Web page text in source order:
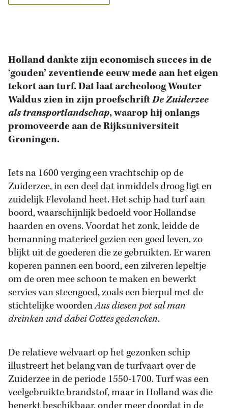
Holland dankte zijn economisch succes in de
‘gouden’ zeventiende eeuw mede aan het eigen
tekort aan turf. Dat laat archeoloog Wouter
Waldus zien in zijn proefschriftDe Zuiderzee
als transportlandschap, waarop hij onlangs
promoveerde aan de Rijksuniversiteit
Groningen.
Iets na 1600 verging een vrachtschip op de
Zuiderzee, in een deel dat inmiddels droog ligt en
zuidelijk Flevoland heet. Het schip had turf aan
boord, waarschijnlijk bedoeld voor Hollandse
haarden en ovens. Voordat het zonk, leidde de
bemanning materieel gezien een goed leven, zo
blijkt uit de goederen die ze gebruikten. Er waren
koperen pannen een boord, een zilveren lepeltje
om de oren mee schoon te maken en bewerkt
servies van steengoed, zoals een bierpul met de
stichtelijke woordenAus diesen pot sal man
dreinken und dabei Gottes gedencken.
De relatieve welvaart op het gezonken schip
illustreert het belang van de turfvaart over de
Zuiderzee in de periode 1550-1700. Turf was een
veelgebruikte brandstof, maar in Holland was die